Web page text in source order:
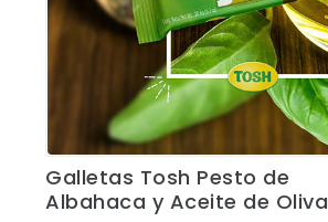
Ver Detalles
Galletas Tosh Pesto de
Albahaca y Aceite de Oliva